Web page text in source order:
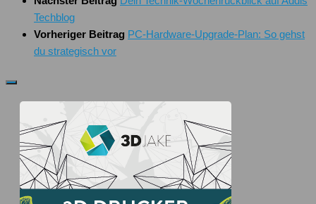
Techblog
Vorheriger Beitrag PC-Hardware-Upgrade-Plan: So gehst
du strategisch vor